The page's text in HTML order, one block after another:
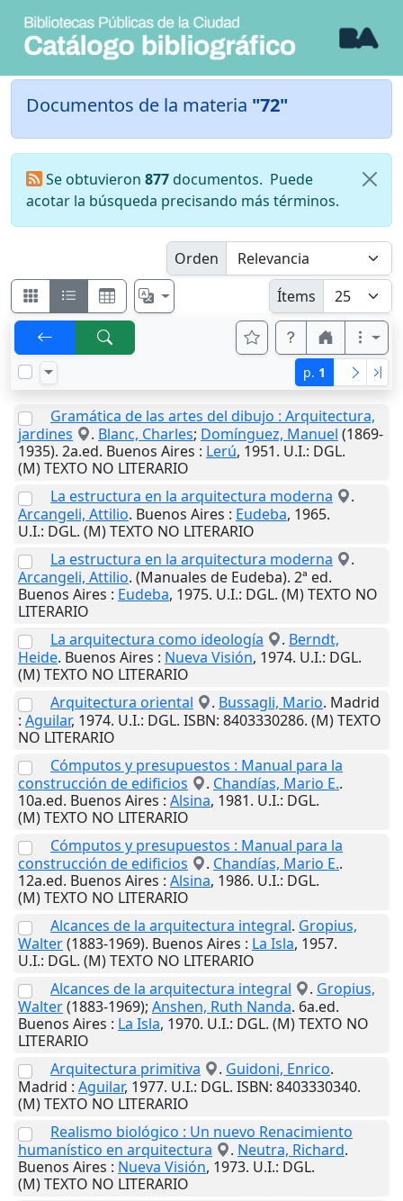
Documentos de la materia "72"
Se obtuvieron 877documentos. Puede
acotar la búsqueda precisando más términos.
Orden
Ítems
p. 1
Gramática de las artes del dibujo : Arquitectura,
jardines
. Blanc, Charles; Domínguez, Manuel (1869-
1935). 2a.ed. Buenos Aires : Lerú, 1951. U.I.: DGL.
(M) TEXTO NO LITERARIO
La estructura en la arquitectura moderna
.
Arcangeli, Attilio. Buenos Aires : Eudeba, 1965.
U.I.: DGL. (M) TEXTO NO LITERARIO
La estructura en la arquitectura moderna
.
Arcangeli, Attilio. (Manuales de Eudeba). 2ª ed.
Buenos Aires : Eudeba, 1975. U.I.: DGL. (M) TEXTO NO
LITERARIO
La arquitectura como ideología
. Berndt,
Heide. Buenos Aires : Nueva Visión, 1974. U.I.: DGL.
(M) TEXTO NO LITERARIO
Arquitectura oriental
. Bussagli, Mario. Madrid
: Aguilar, 1974. U.I.: DGL. ISBN: 8403330286. (M) TEXTO
NO LITERARIO
Cómputos y presupuestos : Manual para la
construcción de edificios
. Chandías, Mario E..
10a.ed. Buenos Aires : Alsina, 1981. U.I.: DGL.
(M) TEXTO NO LITERARIO
Cómputos y presupuestos : Manual para la
construcción de edificios
. Chandías, Mario E..
12a.ed. Buenos Aires : Alsina, 1986. U.I.: DGL.
(M) TEXTO NO LITERARIO
Alcances de la arquitectura integral. Gropius,
Walter(1883-1969). Buenos Aires : La Isla, 1957.
U.I.: DGL. (M) TEXTO NO LITERARIO
Alcances de la arquitectura integral
. Gropius,
Walter(1883-1969); Anshen, Ruth Nanda. 6a.ed.
Buenos Aires : La Isla, 1970. U.I.: DGL. (M) TEXTO NO
LITERARIO
Arquitectura primitiva
. Guidoni, Enrico.
Madrid : Aguilar, 1977. U.I.: DGL. ISBN: 8403330340.
(M) TEXTO NO LITERARIO
Realismo biológico : Un nuevo Renacimiento
humanístico en arquitectura
. Neutra, Richard.
Buenos Aires : Nueva Visión, 1973. U.I.: DGL.
(M) TEXTO NO LITERARIO